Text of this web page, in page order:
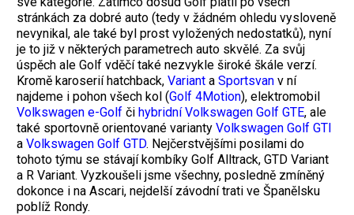
stránkách za dobré auto (tedy v žádném ohledu vysloveně
nevynikal, ale také byl prost vyložených nedostatků), nyní
je to již v některých parametrech auto skvělé. Za svůj
úspěch ale Golf vděčí také nezvykle široké škále verzí.
Kromě karoserií hatchback, Variant a Sportsvan v ní
najdeme i pohon všech kol (Golf 4Motion), elektromobil
Volkswagen e-Golf či hybridní Volkswagen Golf GTE, ale
také sportovně orientované varianty Volkswagen Golf GTI
a Volkswagen Golf GTD. Nejčerstvějšími posilami do
tohoto týmu se stávají kombíky Golf Alltrack, GTD Variant
a R Variant. Vyzkoušeli jsme všechny, posledně zmíněný
dokonce i na Ascari, nejdelší závodní trati ve Španělsku
poblíž Rondy.